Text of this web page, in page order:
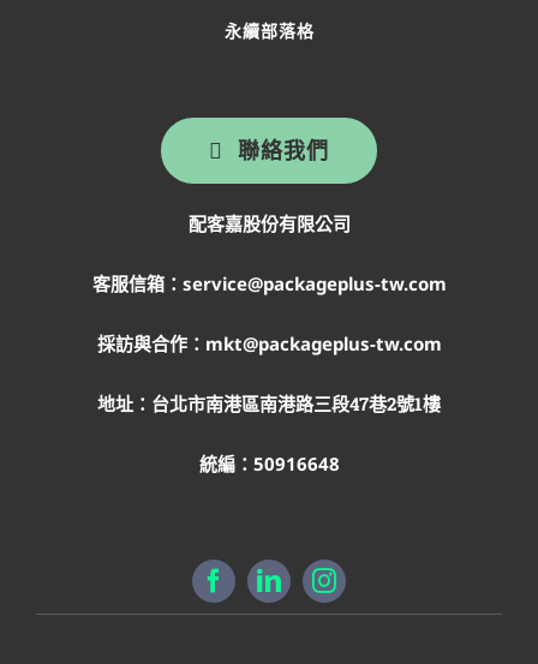
聯絡我們
配客嘉股份有限公司
客服信箱：service@packageplus-tw.com
採訪與合作：mkt@packageplus-tw.com
地址： 台北市南港區南港路三段47巷2號1樓
統編：50916648
永續部落格